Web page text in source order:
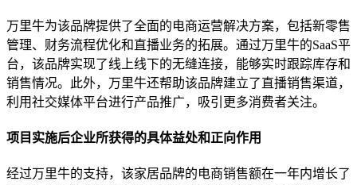
万里牛为该品牌提供了全面的电商运营解决方案，包括新零售
管理、财务流程优化和直播业务的拓展。通过万里牛的SaaS平
台，该品牌实现了线上线下的无缝连接，能够实时跟踪库存和
销售情况。此外，万里牛还帮助该品牌建立了直播销售渠道，
利用社交媒体平台进行产品推广，吸引更多消费者关注。
项目实施后企业所获得的具体益处和正向作用
经过万里牛的支持，该家居品牌的电商销售额在一年内增长了